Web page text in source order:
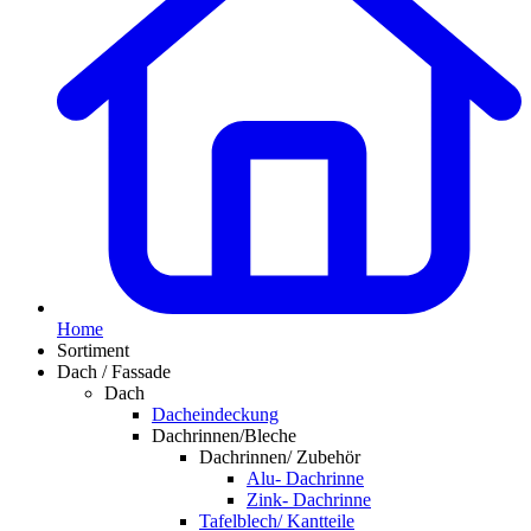
Home
Sortiment
Dach / Fassade
Dach
Dacheindeckung
Dachrinnen/Bleche
Dachrinnen/ Zubehör
Alu- Dachrinne
Zink- Dachrinne
Tafelblech/ Kantteile